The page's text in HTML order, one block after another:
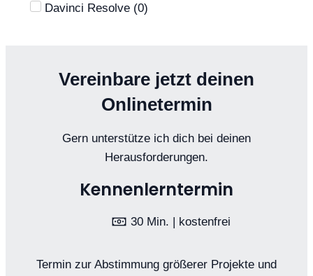
Davinci Resolve (0)
Vereinbare jetzt deinen
Onlinetermin
Gern unterstütze ich dich bei deinen
Herausforderungen.
Kennenlerntermin
30 Min. | kostenfrei
Termin zur Abstimmung größerer Projekte und